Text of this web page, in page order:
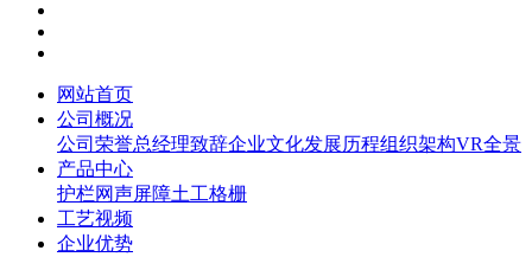
网站首页
公司概况
公司荣誉总经理致辞企业文化发展历程组织架构VR全景
产品中心
护栏网声屏障土工格栅
工艺视频
企业优势